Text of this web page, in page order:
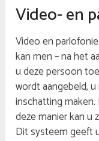
Video- en
Video en
kan men – na het
u deze persoon
wordt aangebeld,
inschatting
deze manier kan u
Dit systeem geeft